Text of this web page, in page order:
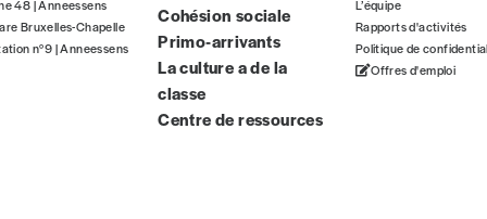
commandez au numéro.
papier ou numérique.
IBAN BE34 0010 7305 2190
moment, même après avoir reçu plusieurs numéros. Ce
48 | Anneessens
Bruxelles-Chapelle
n°9 | Anneessens
Cohésion sociale
Primo-arrivants
La culture a de la
classe
Centre de ressources
L’équipe
Rapports d'activités
Politique de
Offres d'emploi